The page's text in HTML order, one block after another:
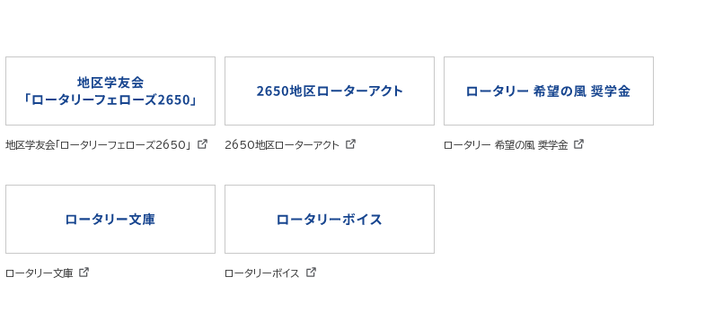
地区学友会 「ロータリーフェローズ2650」 2650地区ローターアクト ロータリー 希望の風 奨学金
ロータリー文庫 ロータリーボイス